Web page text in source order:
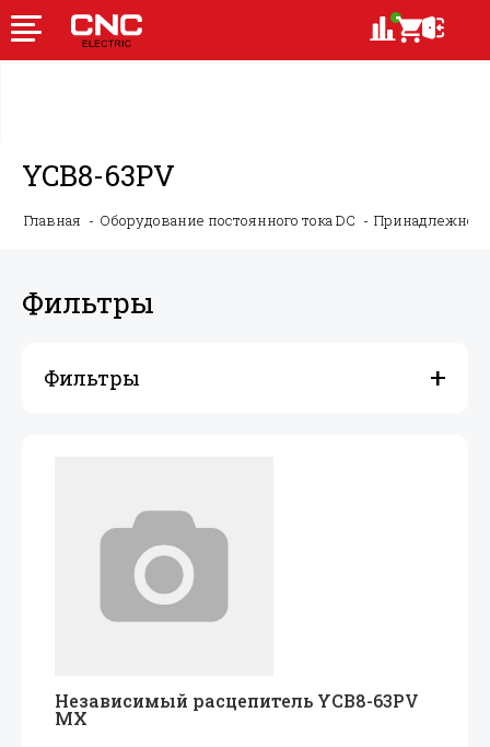
YCB8-63PV
Главная Оборудование постоянного тока DC
Фильтры
Фильтры
Независимый расцепитель YCB8-63PV
MX